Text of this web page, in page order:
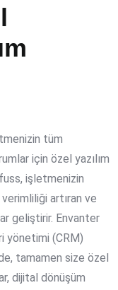
tüm
için özel yazılım
işletmenizin
artıran ve
geliştirir. Envanter
yönetimi (CRM)
tamamen size özel
dijital dönüşüm